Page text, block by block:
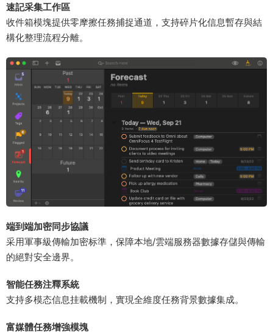
​速記采集工作區​
收件箱模塊提供零摩擦任務捕捉通道，支持碎片化信息暫存與結
構化整理流程分離。
端到端加密同步協議​
采用軍事級傳輸加密标準，保障本地/雲端服務器數據存儲與傳輸
的絕對安全邊界。
​智能任務注釋系統​
支持多模态信息挂載機制，實現全維度任務背景數據集成。
​富媒體任務增強模塊​